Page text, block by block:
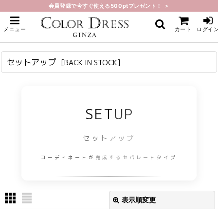
会員登録で今すぐ使える500ptプレゼント！ ＞
メニュー カート ログイ
ホーム > BACK IN STOCK > セットアップ
セットアップ [BACK IN STOCK]
SETUP
セットアップ
コーディネートが完成するセパレートタイプ
表示順変更